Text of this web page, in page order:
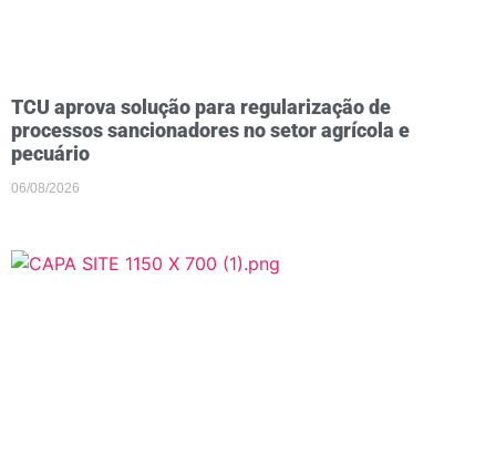
TCU aprova solução para regularização de
processos sancionadores no setor agrícola e
pecuário
06/08/2026